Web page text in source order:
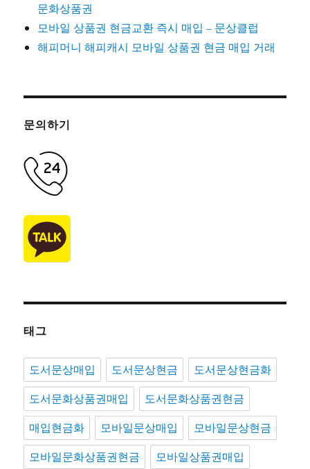
문화상품권
모바일 상품권 현금교환 즉시 매입 – 문상클럽
해피머니 해피캐시 모바일 상품권 현금 매입 거래
문의하기
태그
도서문상매입 도서문상현금 도서문상현금화
도서문화상품권매입 도서문화상품권현금
매입현금화 모바일문상매입 모바일문상현금
모바일문화상품권현금 모바일상품권매입